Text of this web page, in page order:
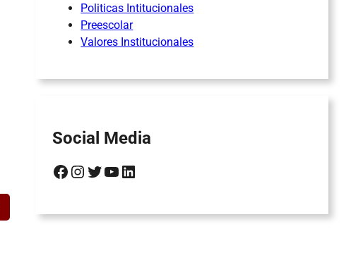
Politicas Intitucionales
Preescolar
Valores Institucionales
Social Media
Facebook Instagram Twitter YouTube LinkedIn